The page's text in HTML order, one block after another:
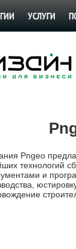
УСЛУГИ
Pngeo
технологий
и